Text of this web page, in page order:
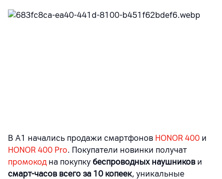
В А1 начались продажи смартфонов HONOR 400 и
HONOR 400 Pro. Покупатели новинки получат
промокодна покупку беспроводных наушников и
смарт-часов всего за 10 копеек, уникальные